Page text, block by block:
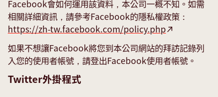
Facebook會如何運用該資料，本公司一概不知。如需
相關詳細資訊，請參考Facebook的隱私權政策：
https://zh-tw.facebook.com/policy.php
如果不想讓Facebook將您到本公司網站的拜訪記錄列
入您的使用者帳號，請登出Facebook使用者帳號。
Twitter外掛程式